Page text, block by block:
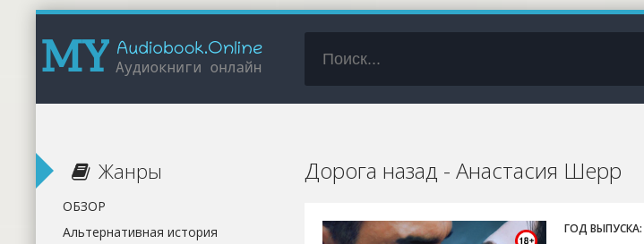
Дорога назад - Анастасия Шерр
ГОД ВЫПУСКА:
Жанры
ОБЗОР
Альтернативная история